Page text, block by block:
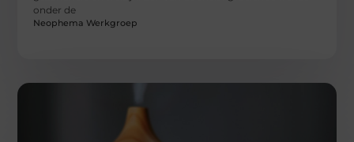
onder de
Neophema Werkgroep